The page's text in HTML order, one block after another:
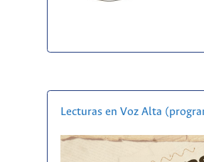
Lecturas en Voz Alta